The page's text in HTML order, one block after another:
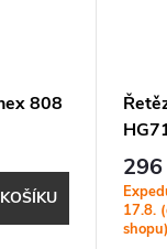
808
296
17.8.
shopu)